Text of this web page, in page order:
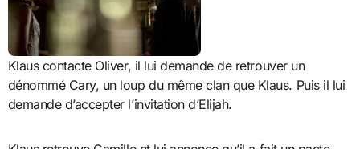
Klaus contacte Oliver, il lui demande de retrouver un
dénommé Cary, un loup du même clan que Klaus. Puis il lui
demande d’accepter l’invitation d’Elijah.